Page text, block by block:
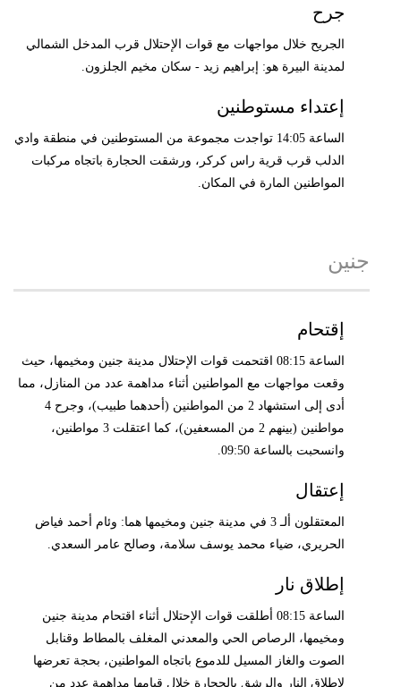
جرح
الجريح خلال مواجهات مع قوات الإحتلال قرب المدخل الشمالي
لمدينة البيرة هو: إبراهيم زيد - سكان مخيم الجلزون.
إعتداء مستوطنين
الساعة 14:05 تواجدت مجموعة من المستوطنين في منطقة وادي
الدلب قرب قرية راس كركر، ورشقت الحجارة باتجاه مركبات
المواطنين المارة في المكان.
جنين
إقتحام
الساعة 08:15 اقتحمت قوات الإحتلال مدينة جنين ومخيمها، حيث
وقعت مواجهات مع المواطنين أثناء مداهمة عدد من المنازل، مما
أدى إلى استشهاد 2 من المواطنين (أحدهما طبيب)، وجرح 4
مواطنين (بينهم 2 من المسعفين)، كما اعتقلت 3 مواطنين،
وانسحبت بالساعة 09:50.
إعتقال
المعتقلون ألـ 3 في مدينة جنين ومخيمها هما: وئام أحمد فياض
الحريري، ضياء محمد يوسف سلامة، وصالح عامر السعدي.
إطلاق نار
الساعة 08:15 أطلقت قوات الإحتلال أثناء اقتحام مدينة جنين
ومخيمها، الرصاص الحي والمعدني المغلف بالمطاط وقنابل
الصوت والغاز المسيل للدموع باتجاه المواطنين، بحجة تعرضها
لإطلاق النار والرشق بالحجارة خلال قيامها مداهمة عدد من